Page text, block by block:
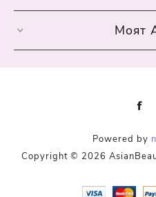
Моят
Powered by
Copyright © 2026